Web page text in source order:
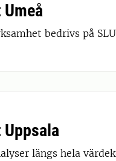
bedrivs på
längs hela